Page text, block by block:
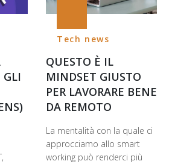
GLI
Tech news
QUESTO È IL
MINDSET GIUSTO
PER LAVORARE BENE
DA REMOTO
La mentalità con la quale ci
approcciamo allo smart
working può renderci più